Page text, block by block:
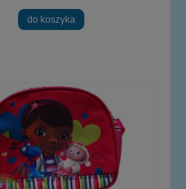
do koszyka